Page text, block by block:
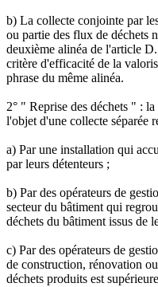
b) La collecte conjointe par
ou partie des flux de déchets
deuxième alinéa de l'article
critère d'efficacité de la
phrase du même alinéa.
2° " Reprise des déchets " :
l'objet d'une collecte séparée
a) Par une installation qui
par leurs détenteurs ;
b) Par des opérateurs de
secteur du bâtiment qui
déchets du bâtiment issus de
c) Par des opérateurs de
de construction, rénovation
déchets produits est